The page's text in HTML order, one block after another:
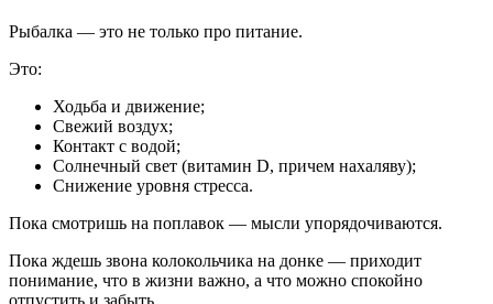
Рыбалка — это не только про питание.
Это:
Ходьба и движение;
Свежий воздух;
Контакт с водой;
Солнечный свет (витамин D, причем нахаляву);
Снижение уровня стресса.
Пока смотришь на поплавок — мысли упорядочиваются.
Пока ждешь звона колокольчика на донке — приходит
понимание, что в жизни важно, а что можно спокойно
отпустить и забыть.